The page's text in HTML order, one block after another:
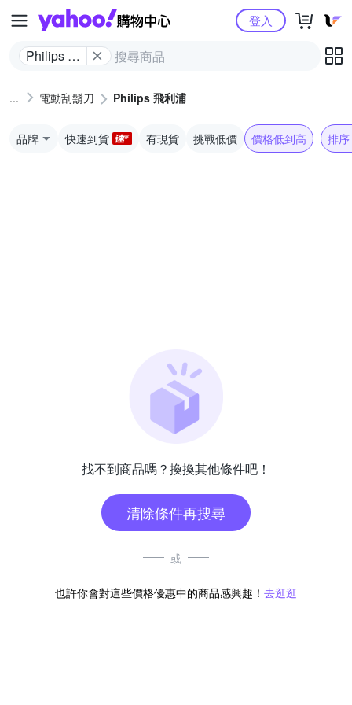
Yahoo購物中心
Philips 飛
登入
電動刮鬍刀 Philips 飛利浦
品牌 快速到貨 有現貨 挑戰低價 價格低到高 排序
找不到商品嗎？換換其他條件吧！
清除條件再搜尋
或
也許你會對這些價格優惠中的商品感興趣！ 去逛逛